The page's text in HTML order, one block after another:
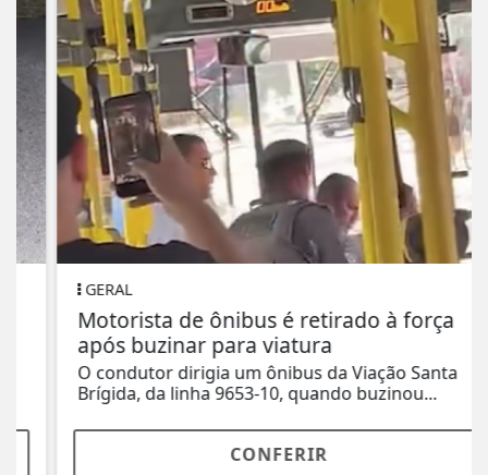
GERAL
Motorista de ônibus é retirado à força
após buzinar para viatura
O condutor dirigia um ônibus da Viação Santa
Brígida, da linha 9653-10, quando buzinou...
CONFERIR